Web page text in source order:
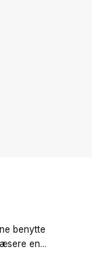
benytte
en...